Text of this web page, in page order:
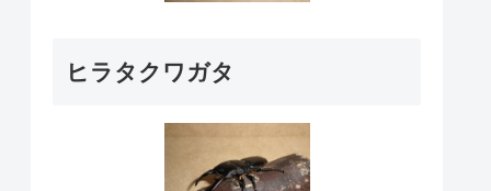
ヒラタクワガタ